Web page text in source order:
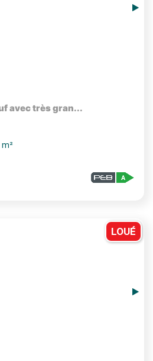
avec très gran...
m²
LOUÉ